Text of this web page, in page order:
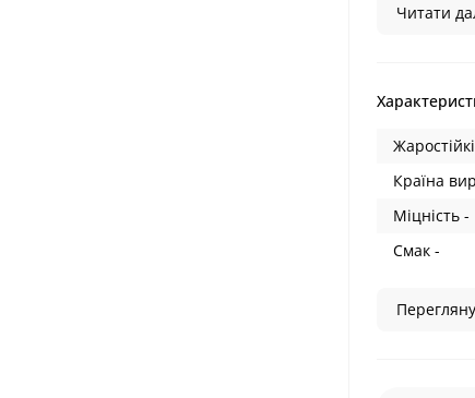
Читати
Країна
Міцність -
Смак -